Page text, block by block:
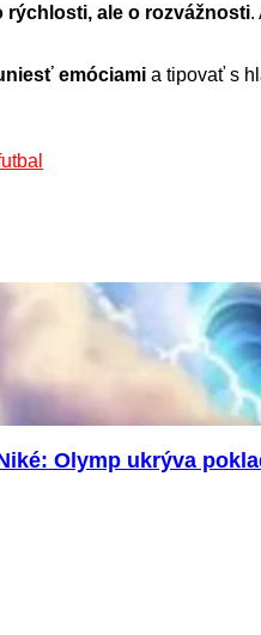
rýchlosti, ale o rozvážnosti.
emóciami a tipovať s
Olymp ukrýva